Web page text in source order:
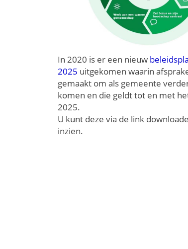
In 2020 is er een nieuw
2025 uitgekomen waarin
gemaakt om als gemeente
komen en die geldt tot en met
2025.
U kunt deze via de link
inzien.